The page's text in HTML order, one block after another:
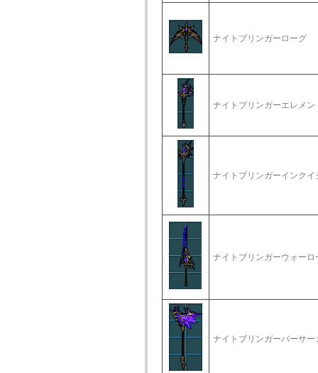
ナイトブリンガーローグ
ナイトブリンガーエレメン
ナイトブリンガーインクイ
ナイトブリンガーウォーロ
ナイトブリンガーバーサー